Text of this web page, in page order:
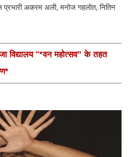
अकरम अली, मनोज गहलोत, नितिन
विद्यालय "*वन महोत्सव” के तहत